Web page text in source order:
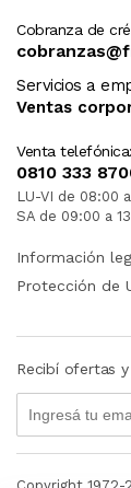
Cobranza de
Servicios a
Ventas
Venta telefónica:
0810 333
LU-VI de 08:00
SA de 09:00 a
Información
Protección de
Recibí ofertas